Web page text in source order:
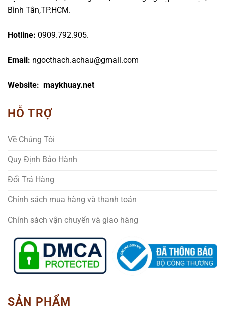
Bình Tân,TP.HCM.
Hotline: 0909.792.905.
Email: ngocthach.achau@gmail.com
Website: maykhuay.net
HỖ TRỢ
Về Chúng Tôi
Quy Định Bảo Hành
Đổi Trả Hàng
Chính sách mua hàng và thanh toán
Chính sách vận chuyển và giao hàng
SẢN PHẨM